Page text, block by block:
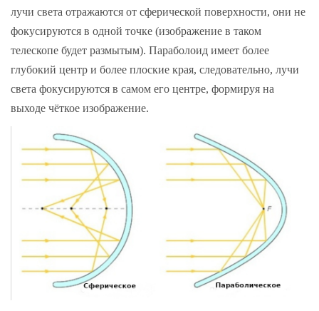
лучи света отражаются от сферической поверхности, они не
фокусируются в одной точке (изображение в таком
телескопе будет размытым). Параболоид имеет более
глубокий центр и более плоские края, следовательно, лучи
света фокусируются в самом его центре, формируя на
выходе чёткое изображение.